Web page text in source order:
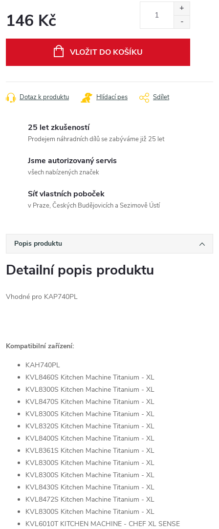
146 Kč
VLOŽIT DO KOŠÍKU
Dotaz k produktu Hlídací pes Sdílet
25 let zkušeností
Prodejem náhradních dílů se zabýváme již 25 let
Jsme autorizovaný servis
všech nabízených značek
Síť vlastních poboček
v Praze, Českých Budějovicích a Sezimově Ústí
Popis produktu
Detailní popis produktu
Vhodné pro KAP740PL
Kompatibilní zařízení:
KAH740PL
KVL8460S Kitchen Machine Titanium - XL
KVL8300S Kitchen Machine Titanium - XL
KVL8470S Kitchen Machine Titanium - XL
KVL8300S Kitchen Machine Titanium - XL
KVL8320S Kitchen Machine Titanium - XL
KVL8400S Kitchen Machine Titanium - XL
KVL8361S Kitchen Machine Titanium - XL
KVL8300S Kitchen Machine Titanium - XL
KVL8300S Kitchen Machine Titanium - XL
KVL8430S Kitchen Machine Titanium - XL
KVL8472S Kitchen Machine Titanium - XL
KVL8300S Kitchen Machine Titanium - XL
KVL6010T KITCHEN MACHINE - CHEF XL SENSE